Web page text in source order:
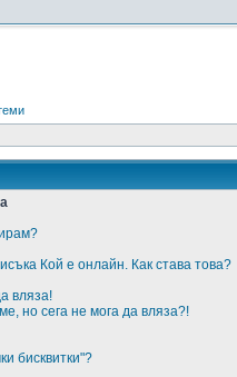
Кой е онлайн. Как става това?
вляза!
но сега не мога да вляза?!
бисквитки"?